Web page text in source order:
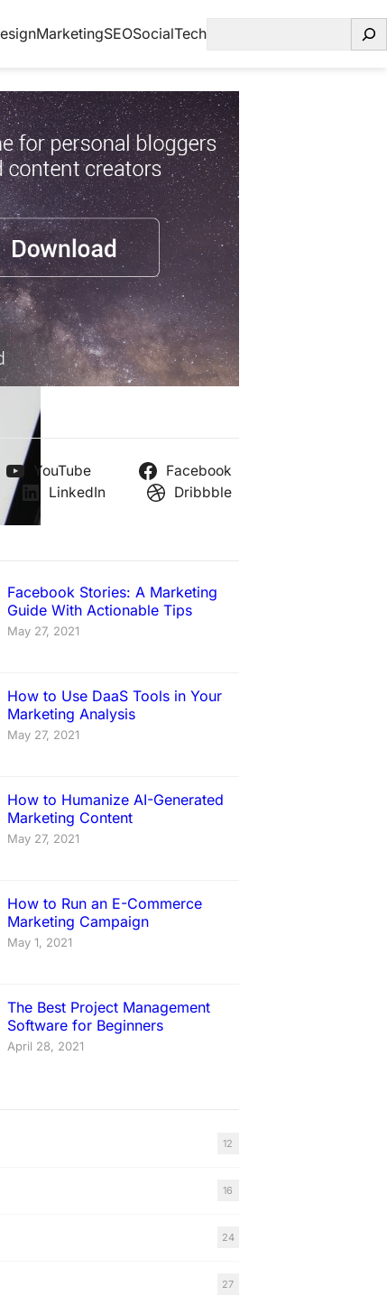
MarketingSEOSocialTechSearch
YouTube
Facebook
LinkedIn Dribbble
Facebook Stories: A Marketing
Guide With Actionable Tips
May 27, 2021
How to Use DaaS Tools in Your
Marketing Analysis
May 27, 2021
How to Humanize AI-Generated
Marketing Content
May 27, 2021
How to Run an E-Commerce
Marketing Campaign
May 1, 2021
The Best Project Management
Software for Beginners
April 28, 2021
12
16
24
27